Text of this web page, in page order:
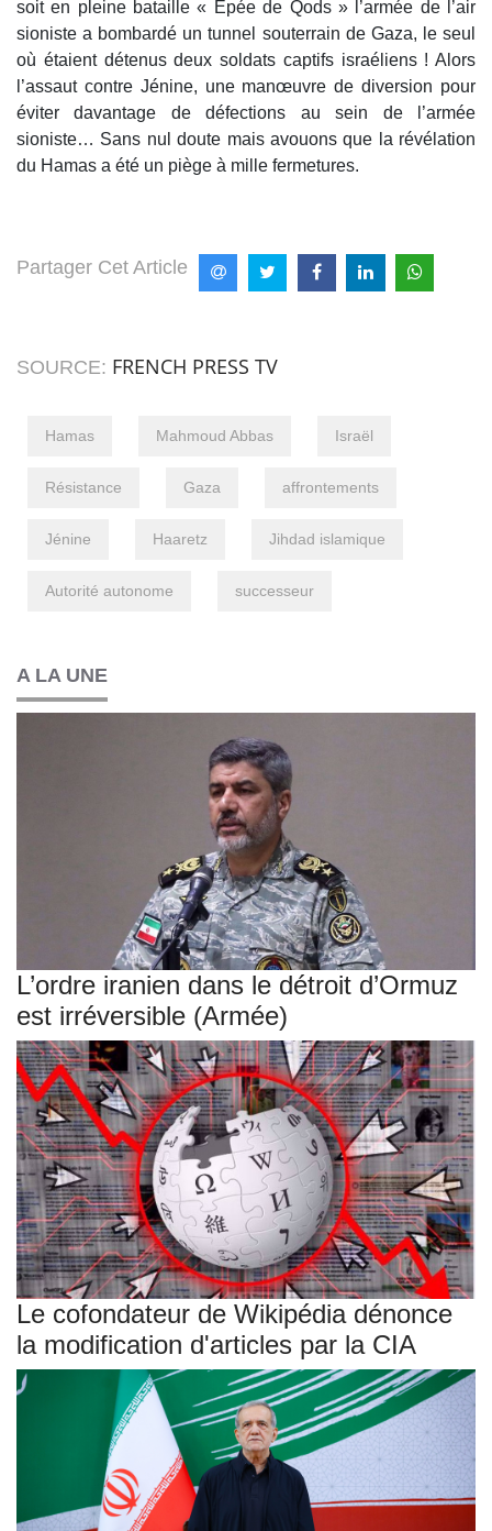
soit en pleine bataille « Epée de Qods » l’armée de l’air
sioniste a bombardé un tunnel souterrain de Gaza, le seul
où étaient détenus deux soldats captifs israéliens ! Alors
l’assaut contre Jénine, une manœuvre de diversion pour
éviter davantage de défections au sein de l’armée
sioniste… Sans nul doute mais avouons que la révélation
du Hamas a été un piège à mille fermetures.
Partager Cet Article
SOURCE: FRENCH PRESS TV
Hamas Mahmoud Abbas Israël
Résistance Gaza affrontements
Jénine Haaretz Jihdad islamique
Autorité autonome successeur
A LA UNE
L’ordre iranien dans le détroit d’Ormuz
est irréversible (Armée)
Le cofondateur de Wikipédia dénonce
la modification d'articles par la CIA